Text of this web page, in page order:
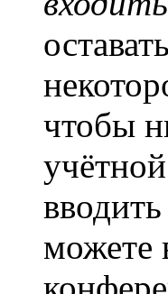
чтобы
можете